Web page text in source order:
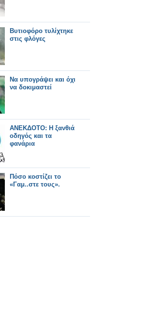
Βυτιοφόρο τυλίχτηκε
στις φλόγες
Να υπογράψει και όχι
να δοκιμαστεί
ΑΝΕΚΔΟΤΟ: Η ξανθιά
οδηγός και τα
φανάρια
Πόσο κοστίζει το
«Γαμ..στε τους».